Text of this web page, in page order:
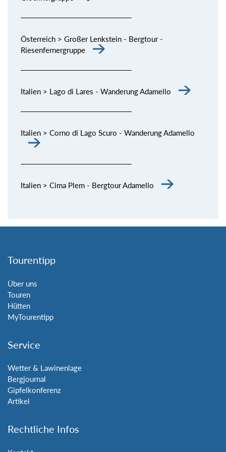
Österreich > Großer Lenkstein - Bergtour -
Riesenfernergruppe
Italien > Lago di Lares - Wanderung Adamello
Italien > Corno di Lago Scuro - Wanderung Adamello
Italien > Cima Plem - Bergtour Adamello
Tourentipp
Über uns
Touren
Hütten
MyTourentipp
Service
Wetter & Lawinenlage
Bergjournal
Gipfelkonferenz
Artikel
Rechtliche Infos